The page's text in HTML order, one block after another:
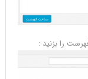
را بزنید :